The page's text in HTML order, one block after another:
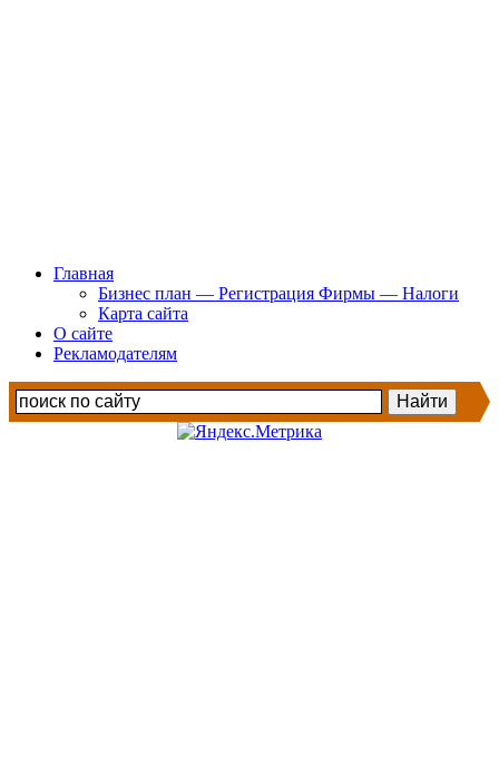
Главная
Бизнес план — Регистрация Фирмы — Налоги
Карта сайта
О сайте
Рекламодателям